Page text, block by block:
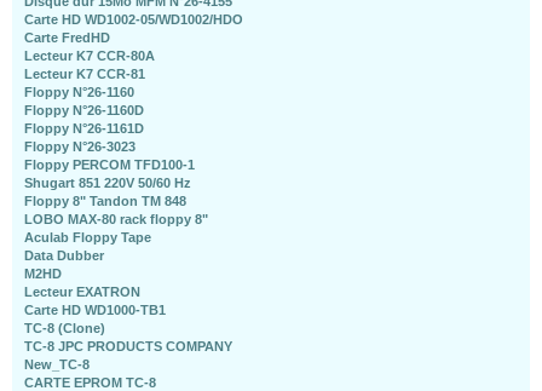
Carte HD WD1002-05/WD1002/HDO
Carte FredHD
Lecteur K7 CCR-80A
Lecteur K7 CCR-81
Floppy N°26-1160
Floppy N°26-1160D
Floppy N°26-1161D
Floppy N°26-3023
Floppy PERCOM TFD100-1
Shugart 851 220V 50/60 Hz
Floppy 8" Tandon TM 848
LOBO MAX-80 rack floppy 8"
Aculab Floppy Tape
Data Dubber
M2HD
Lecteur EXATRON
Carte HD WD1000-TB1
TC-8 (Clone)
TC-8 JPC PRODUCTS COMPANY
New_TC-8
CARTE EPROM TC-8